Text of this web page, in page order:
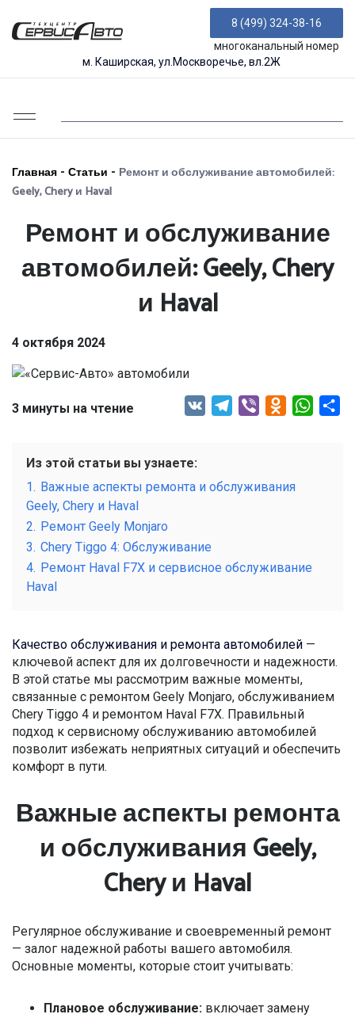
8 (499) 324-38-16
многоканальный номер
м. Каширская, ул.Москворечье, вл.2Ж
Главная - Статьи - Ремонт и обслуживание автомобилей:
Geely, Chery и Haval
Ремонт и обслуживание
автомобилей: Geely, Chery
и Haval
4 октября 2024
3 минуты на чтение VK Telegram
Viber
Из этой статьи вы узнаете:
1. Важные аспекты ремонта и обслуживания
Geely, Chery и Haval
2. Ремонт Geely Monjaro
3. Chery Tiggo 4: Обслуживание
4. Ремонт Haval F7X и сервисное обслуживание
Haval
Качество обслуживания и ремонта автомобилей —
ключевой аспект для их долговечности и надежности.
В этой статье мы рассмотрим важные моменты,
связанные с ремонтом Geely Monjaro, обслуживанием
Chery Tiggo 4 и ремонтом Haval F7X. Правильный
подход к сервисному обслуживанию автомобилей
позволит избежать неприятных ситуаций и обеспечить
комфорт в пути.
Важные аспекты ремонта
и обслуживания Geely,
Chery и Haval
Регулярное обслуживание и своевременный ремонт
— залог надежной работы вашего автомобиля.
Основные моменты, которые стоит учитывать:
Плановое обслуживание: включает замену